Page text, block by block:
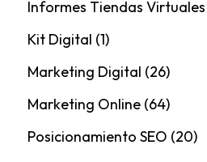
Informes Tiendas Virtuales
Kit Digital (1)
Marketing Digital (26)
Marketing Online(64)
Posicionamiento SEO (20)